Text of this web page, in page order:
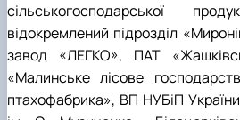
сільськогосподарської
відокремлений підрозділ
завод «ЛЕГКО», ПАТ
«Малинське лісове
птахофабрика», ВП НУБіП